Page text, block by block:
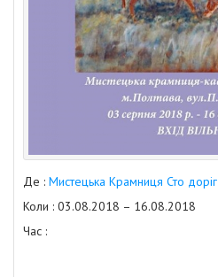
Де : Мистецька Крамниця Сто доріг
Коли : 03.08.2018 – 16.08.2018
Час :